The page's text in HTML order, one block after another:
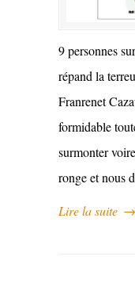
9 personnes
répand la
Franrenet
formidable
surmonter
ronge et nous
Lire la suite →